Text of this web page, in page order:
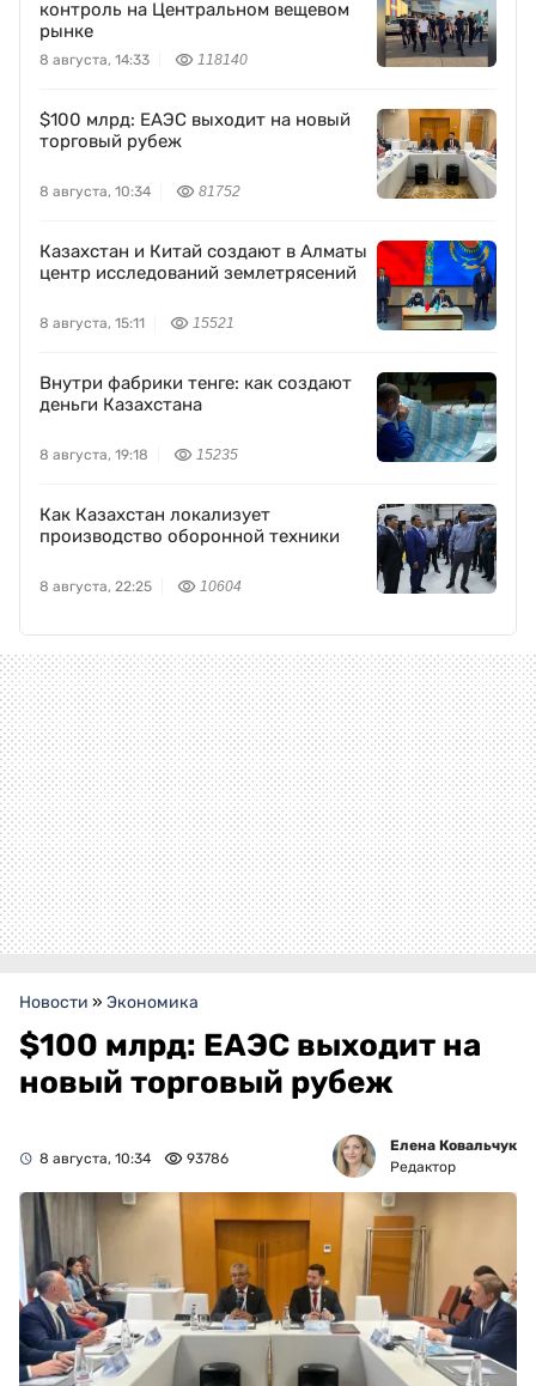
контроль на Центральном вещевом
рынке
8 августа, 14:33 118140
$100 млрд: ЕАЭС выходит на новый
торговый рубеж
8 августа, 10:34 81752
Казахстан и Китай создают в Алматы
центр исследований землетрясений
8 августа, 15:11 15521
Внутри фабрики тенге: как создают
деньги Казахстана
8 августа, 19:18 15235
Как Казахстан локализует
производство оборонной техники
8 августа, 22:25 10604
Новости » Экономика
$100 млрд: ЕАЭС выходит на
новый торговый рубеж
8 августа, 10:34 93786
Елена Ковальчук
Редактор